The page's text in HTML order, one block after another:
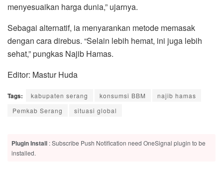
menyesuaikan harga dunia,” ujarnya.
Sebagai alternatif, ia menyarankan metode memasak
dengan cara direbus. “Selain lebih hemat, ini juga lebih
sehat,” pungkas Najib Hamas.
Editor: Mastur Huda
Tags: kabupaten serang konsumsi BBM
najib hamas
Pemkab Serang
situasi global
Plugin Install : Subscribe Push Notification need OneSignal plugin to be
installed.